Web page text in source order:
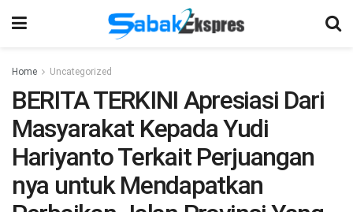
Home Uncategorized
BERITA TERKINI Apresiasi Dari
Masyarakat Kepada Yudi
Hariyanto Terkait Perjuangan
nya untuk Mendapatkan